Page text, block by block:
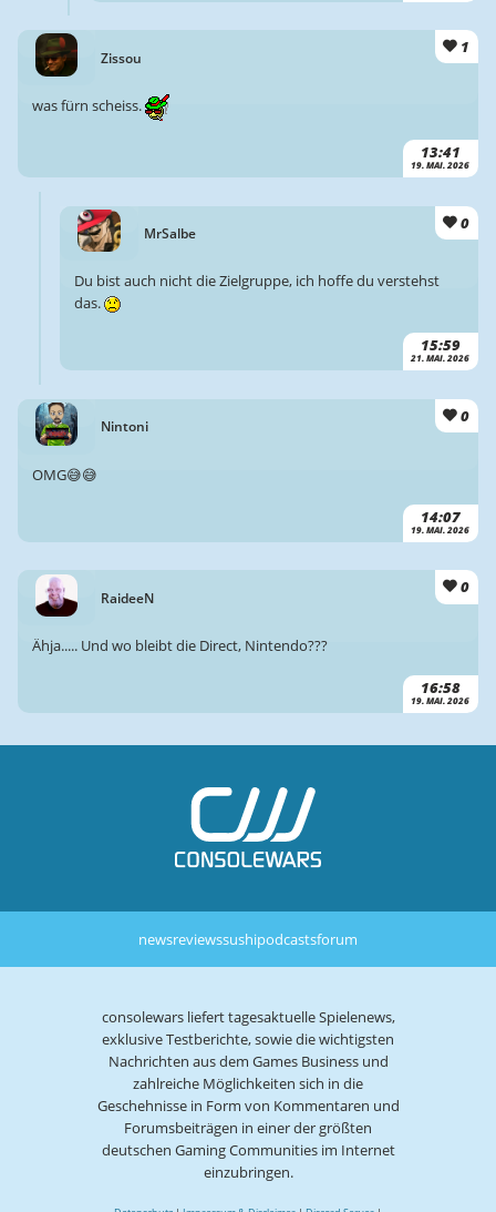
Zissou
1
13:41
19. MAI. 2026
was fürn scheiss.
MrSalbe
0
15:59
21. MAI. 2026
Du bist auch nicht die Zielgruppe, ich hoffe du verstehst
das.
Nintoni
0
14:07
19. MAI. 2026
OMG😅😅
RaideeN
0
16:58
19. MAI. 2026
Ähja..... Und wo bleibt die Direct, Nintendo???
newsreviewssushipodcastsforum
consolewars liefert tagesaktuelle Spielenews,
exklusive Testberichte, sowie die wichtigsten
Nachrichten aus dem Games Business und
zahlreiche Möglichkeiten sich in die
Geschehnisse in Form von Kommentaren und
Forumsbeiträgen in einer der größten
deutschen Gaming Communities im Internet
einzubringen.